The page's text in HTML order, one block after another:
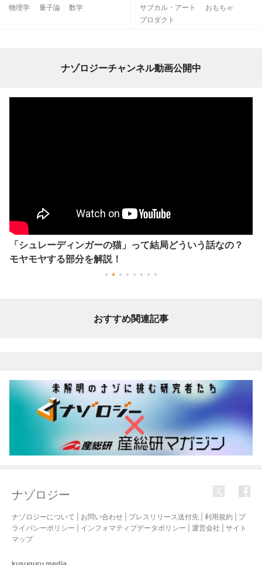
物理学 量子論 数学 サブカル・アート
おもちゃ
プロダクト
ナゾロジーチャンネル動画公開中
「シュレーディンガーの猫」って結局どういう話なの？
モヤモヤする部分を解説！
おすすめ関連記事
ナゾロジー
ナゾロジーについて お問い合わせ プレスリリース送付先 利用規約
プ
ライバシーポリシー
インフォマティブデータポリシー 運営会社
サイト
マップ